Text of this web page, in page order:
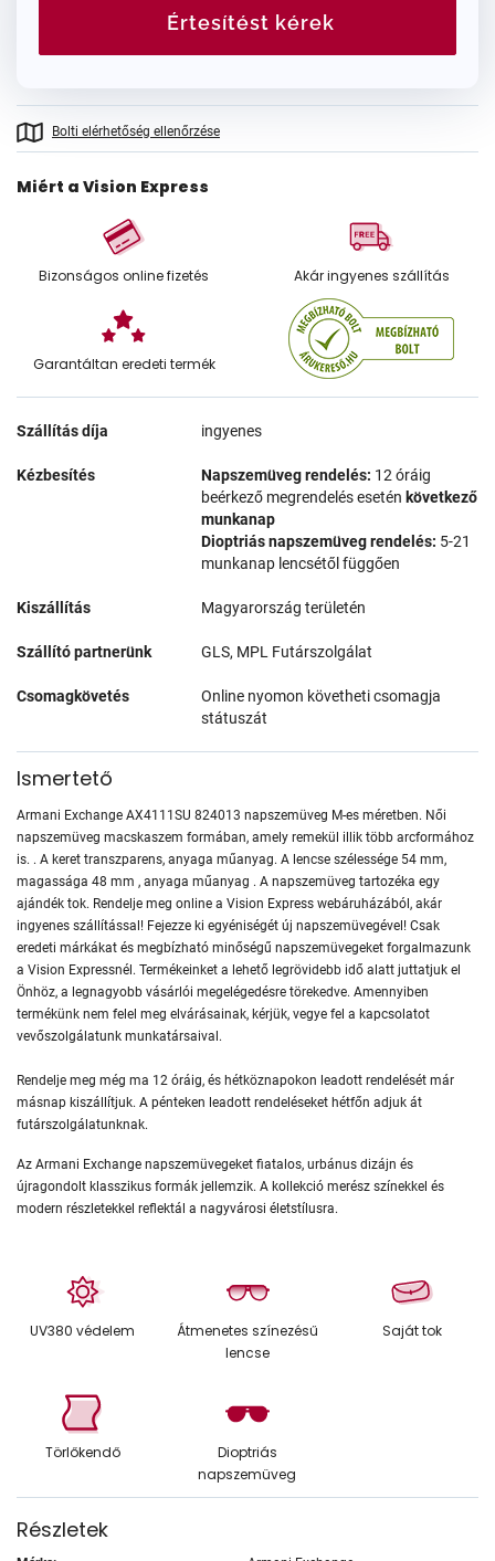
Értesítést kérek
Bolti elérhetőség ellenőrzése
Miért a Vision Express
Bizonságos online fizetés Akár ingyenes szállítás
Garantáltan eredeti termék
Szállítás díja ingyenes
Kézbesítés Napszemüveg rendelés: 12 óráig
beérkező megrendelés esetén következő
munkanap
Dioptriás napszemüveg rendelés: 5-21
munkanap lencsétől függően
Kiszállítás Magyarország területén
Szállító partnerünk GLS, MPL Futárszolgálat
Csomagkövetés
Online nyomon követheti csomagja
státuszát
Ismertető
Armani Exchange AX4111SU 824013 napszemüveg M-es méretben. Női
napszemüveg macskaszem formában, amely remekül illik több arcformához
is. . A keret transzparens, anyaga műanyag. A lencse szélessége 54 mm,
magassága 48 mm , anyaga műanyag . A napszemüveg tartozéka egy
ajándék tok. Rendelje meg online a Vision Express webáruházából, akár
ingyenes szállítással! Fejezze ki egyéniségét új napszemüvegével! Csak
eredeti márkákat és megbízható minőségű napszemüvegeket forgalmazunk
a Vision Expressnél. Termékeinket a lehető legrövidebb idő alatt juttatjuk el
Önhöz, a legnagyobb vásárlói megelégedésre törekedve. Amennyiben
termékünk nem felel meg elvárásainak, kérjük, vegye fel a kapcsolatot
vevőszolgálatunk munkatársaival.
Rendelje meg még ma 12 óráig, és hétköznapokon leadott rendelését már
másnap kiszállítjuk. A pénteken leadott rendeléseket hétfőn adjuk át
futárszolgálatunknak.
Az Armani Exchange napszemüvegeket fiatalos, urbánus dizájn és
újragondolt klasszikus formák jellemzik. A kollekció merész színekkel és
modern részletekkel reflektál a nagyvárosi életstílusra.
UV380 védelem
Átmenetes színezésű
lencse
Saját tok
Törlőkendő
Dioptriás
napszemüveg
Részletek